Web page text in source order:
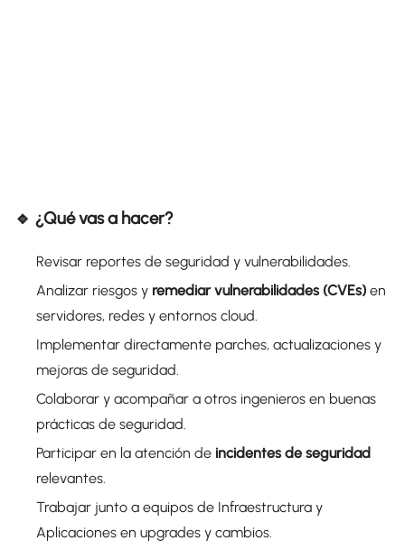
🔹 ¿Qué vas a hacer?
Revisar reportes de seguridad y vulnerabilidades.
Analizar riesgos y remediar vulnerabilidades (CVEs) en
servidores, redes y entornos cloud.
Implementar directamente parches, actualizaciones y
mejoras de seguridad.
Colaborar y acompañar a otros ingenieros en buenas
prácticas de seguridad.
Participar en la atención de incidentes de seguridad
relevantes.
Trabajar junto a equipos de Infraestructura y
Aplicaciones en upgrades y cambios.